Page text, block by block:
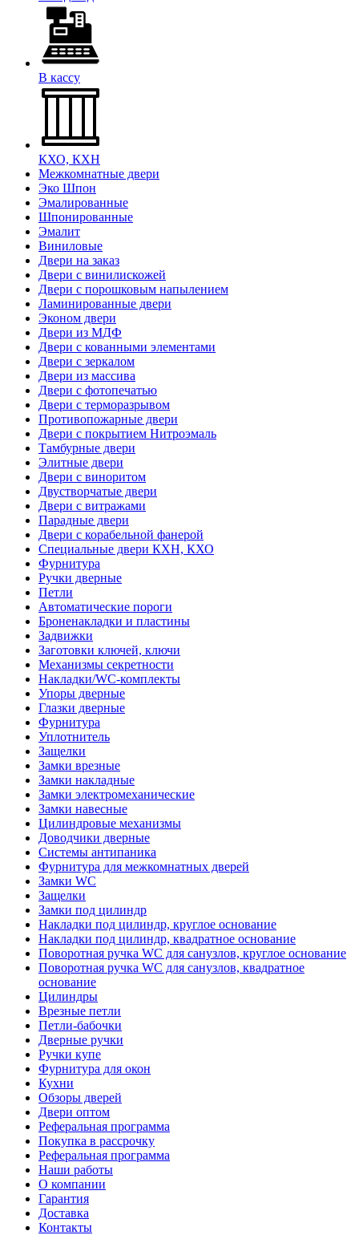
В кассу
КХО, КХН
Межкомнатные двери
Эко Шпон
Эмалированные
Шпонированные
Эмалит
Виниловые
Двери на заказ
Двери с винилискожей
Двери с порошковым напылением
Ламинированные двери
Эконом двери
Двери из МДФ
Двери с кованными элементами
Двери с зеркалом
Двери из массива
Двери с фотопечатью
Двери с терморазрывом
Противопожарные двери
Двери с покрытием Нитроэмаль
Тамбурные двери
Элитные двери
Двери с виноритом
Двустворчатые двери
Двери с витражами
Парадные двери
Двери с корабельной фанерой
Специальные двери КХН, КХО
Фурнитура
Ручки дверные
Петли
Автоматические пороги
Броненакладки и пластины
Задвижки
Заготовки ключей, ключи
Механизмы секретности
Накладки/WC-комплекты
Упоры дверные
Глазки дверные
Фурнитура
Уплотнитель
Защелки
Замки врезные
Замки накладные
Замки электромеханические
Замки навесные
Цилиндровые механизмы
Доводчики дверные
Системы антипаника
Фурнитура для межкомнатных дверей
Замки WC
Защелки
Замки под цилиндр
Накладки под цилиндр, круглое основание
Накладки под цилиндр, квадратное основание
Поворотная ручка WC для санузлов, круглое основание
Поворотная ручка WC для санузлов, квадратное
основание
Цилиндры
Врезные петли
Петли-бабочки
Дверные ручки
Ручки купе
Фурнитура для окон
Кухни
Обзоры дверей
Двери оптом
Реферальная программа
Покупка в рассрочку
Реферальная программа
Наши работы
О компании
Гарантия
Доставка
Контакты